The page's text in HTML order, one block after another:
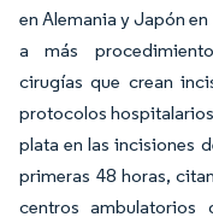
en Alemania y Japón
a más
cirugías que crean
protocolos
plata en las incisiones
primeras 48 horas,
centros ambulatorios